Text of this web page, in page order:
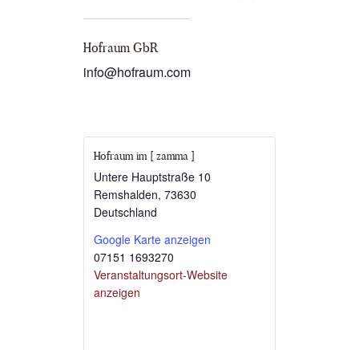
Hofraum GbR
info@hofraum.com
Hofraum im [ zamma ]
Untere Hauptstraße 10
Remshalden, 73630
Deutschland
Google Karte anzeigen
07151 1693270
Veranstaltungsort-Website
anzeigen